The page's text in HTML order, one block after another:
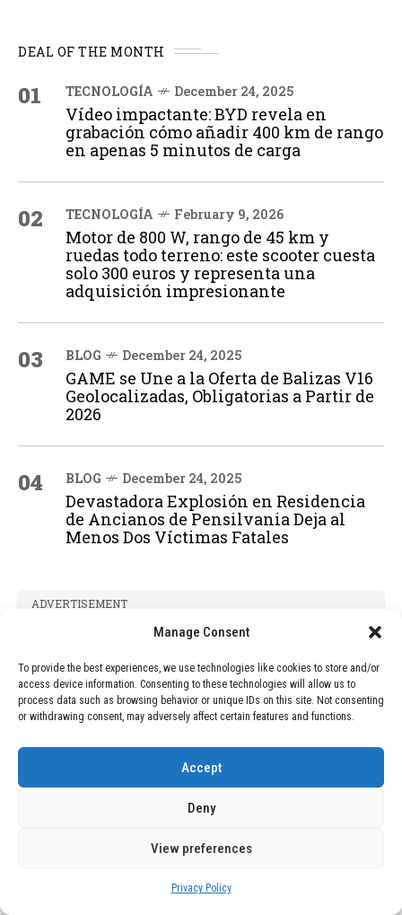
Manage Consent
To provide the best experiences, we use technologies like cookies to store and/or
access device information. Consenting to these technologies will allow us to
process data such as browsing behavior or unique IDs on this site. Not consenting
or withdrawing consent, may adversely affect certain features and functions.
Accept
Deny
View preferences
Privacy Policy
DEAL OF THE MONTH
01 TECNOLOGÍA December 24, 2025
Vídeo impactante: BYD revela en
grabación cómo añadir 400 km de rango
en apenas 5 minutos de carga
02 TECNOLOGÍA February 9, 2026
Motor de 800 W, rango de 45 km y
ruedas todo terreno: este scooter cuesta
solo 300 euros y representa una
adquisición impresionante
03 BLOG December 24, 2025
GAME se Une a la Oferta de Balizas V16
Geolocalizadas, Obligatorias a Partir de
2026
04 BLOG December 24, 2025
Devastadora Explosión en Residencia
de Ancianos de Pensilvania Deja al
Menos Dos Víctimas Fatales
ADVERTISEMENT